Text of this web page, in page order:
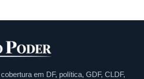
em DF, política, GDF, CLDF,